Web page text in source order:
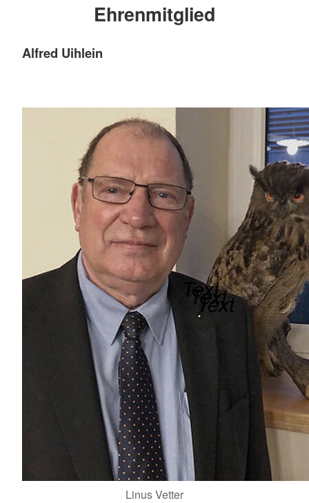
Ehrenmitglied
Alfred Uihlein
Linus Vetter